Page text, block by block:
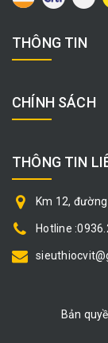
THÔNG TIN
CHÍNH SÁCH
THÔNG TIN
Km 12,
Hotline
Bản